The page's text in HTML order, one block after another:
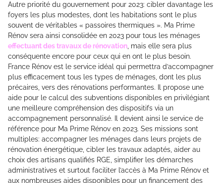
Autre priorité du gouvernement pour 2023: cibler davantage les
foyers les plus modestes, dont les habitations sont le plus
souvent de véritables « passoires thermiques ». Ma Prime
Rénov sera ainsi consolidée en 2023 pour tous les ménages
effectuant des travaux de rénovation, mais elle sera plus
conséquente encore pour ceux qui en ont le plus besoin.
France Rénov est le service idéal qui permettra d’accompagner
plus efficacement tous les types de ménages, dont les plus
précaires, vers des rénovations performantes. Il propose une
aide pour le calcul des subventions disponibles en privilégiant
une meilleure compréhension des dispositifs via un
accompagnement personnalisé. Il devient ainsi le service de
référence pour Ma Prime Rénov en 2023. Ses missions sont
multiples: accompagner les ménages dans leurs projets de
rénovation énergétique, cibler les travaux adaptés, aider au
choix des artisans qualifiés RGE, simplifier les démarches
administratives et surtout faciliter l’accès à Ma Prime Rénov et
aux nombreuses aides disponibles pour un financement des